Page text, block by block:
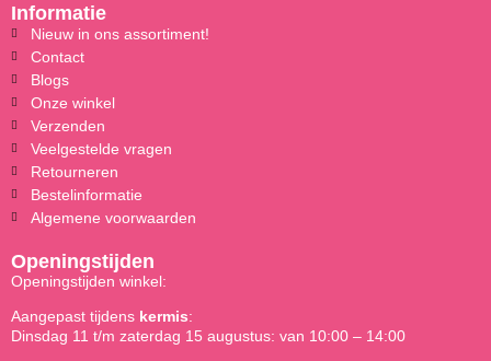
Informatie
Nieuw in ons assortiment!
Contact
Blogs
Onze winkel
Verzenden
Veelgestelde vragen
Retourneren
Bestelinformatie
Algemene voorwaarden
Openingstijden
Openingstijden winkel:
Aangepast tijdens kermis:
Dinsdag 11 t/m zaterdag 15 augustus: van 10:00 – 14:00